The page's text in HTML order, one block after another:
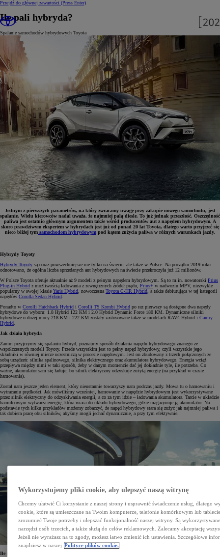
Przejdź do głównej zawartości (Press Enter)
Ile pali hybryda?
Spalanie samochodów hybrydowych Toyota
Jednym z pierwszych parametrów, na który zwracamy uwagę przy zakupie nowego samochodu, jest
spalanie. Wielu kierowców nadal uważa, że najmniej palą diesle. To już jednak przeszłość. Oszczędność
paliwa jest ostatnio głównym argumentem także wśród producentów aut z napędem hybrydowym. A
skoro prawdziwym ekspertem w hybrydach jest już od ponad 20 lat Toyota, dlatego warto przyjrzeć się
nieco bliżej tym samochodom hybrydowym pod kątem zużycia paliwa w różnych warunkach jazdy.
Hybrydy Toyoty
Hybrydy Toyoty są coraz powszechniejsze nie tylko na świecie, ale także w Polsce. Na początku 2019 roku
odnotowano, że ogólna liczba sprzedanych aut hybrydowych na świecie przekroczyła już 12 milionów.
W Polsce Toyota oferuje aktualnie aż 9 modeli z pełnym napędem hybrydowym. Są to m.in. nowatorski Prius
Plug-in Hybrid z możliwością ładowania z zewnętrznych źródeł prądu, Prius+ w nadwoziu MPV, niezwykle
popularny w swojej klasie Yaris Hybrid, nowoczesna Toyota C-HR Hybrid, a także debiutująca w tej kategorii
napędów Corolla Sedan Hybrid.
Ponadto w Corolli Hatchback Hybrid i Corolli TS Kombi Hybrid po raz pierwszy są dostępne dwa napędy
hybrydowe do wyboru: 1.8 Hybrid 122 KM i 2.0 Hybrid Dynamic Force 180 KM. Dynamiczne silniki
hybrydowe o dużej mocy 218 KM i 222 KM zostały zastosowane także w modelach RAV4 Hybrid i Camry
Hybrid.
Jak działa hybryda
Zanim przyjrzymy się spalaniu hybryd, poznajmy sposób działania napędu hybrydowego znanego ze
współczesnych modeli Toyoty. Przede wszystkim jest to pełny napęd hybrydowy, czyli wszystkie jego
składniki w równiej mierze uczestniczą w procesie napędowym. Jest on zbudowany z trzech połączonych ze
sobą urządzeń: silnika spalinowego, silnika elektrycznego oraz akumulatora hybrydowego. Energia wciąż
przepływa między nimi w taki sposób, żeby w danym momencie dać jej dokładnie tyle, ile potrzeba. Co
ważne, akumulator sam się ładuje, bo silnik elektryczny odzyskuje zużytą energię (na przykład w czasie
hamowania).
Został nam jeszcze jeden element, który nieustannie towarzyszy nam podczas jazdy. Mowa tu o hamowaniu i
wytracaniu prędkości. Jak mówiliśmy wcześniej, hamowanie w napędzie hybrydowym jest wykorzystywane
przez silnik elektryczny do odzyskiwania energii, a co za tym idzie – ładowania akumulatora. Tarcie w układzie
hamulcowym wytwarza energię, która wraca do układu hybrydowego, gdzie magazynuje ją akumulator. Na
podstawie tych kilku przykładów możemy zobaczyć, że napęd hybrydowy stara się zużyć jak najmniej paliwa i
tak dobiera pracę obu silników, abyśmy mogli jechać dynamicznie, a przy tym efektywnie.
Ile naprawdę pali hybryda
Wykorzystujemy pliki cookie, aby ulepszyć naszą witrynę
Chcemy ułatwić Ci korzystanie z naszej strony i usprawnić świadczenie usług, dlatego
cookie, które są umieszczane na Twoim komputerze, telefonie komórkowym lub
zrozumieć Twoje potrzeby i ulepszać funkcjonalność naszej witryny. Są
narzędzi osób trzecich, a także służą do celów reklamowych. Zalecamy akceptację
Jeżeli nie wyrażasz na to zgody, możesz łatwo zmienić ich ustawienia. Szczegółowe
znajdziesz w naszej Polityce plików cookie.